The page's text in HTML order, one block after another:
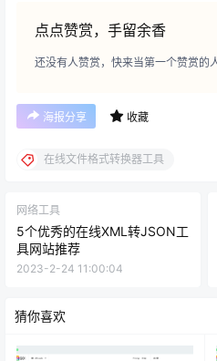
点点赞赏，手留余香
还没有人赞赏，快来当第一个赞赏的人
海报分享 收藏
在线文件格式转换器工具
网络工具
5个优秀的在线XML转JSON工
具网站推荐
2023-2-24 11:00:04
猜你喜欢